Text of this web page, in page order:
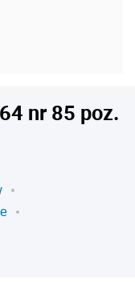
nr 85 poz.